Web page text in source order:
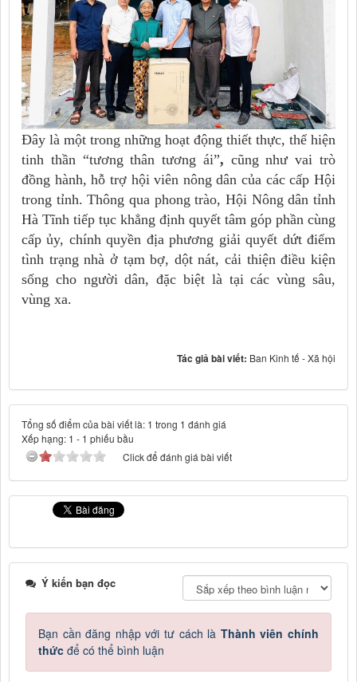
Đây là một trong những hoạt động thiết thực, thể hiện
tinh thần “tương thân tương ái”, cũng như vai trò
đồng hành, hỗ trợ hội viên nông dân của các cấp Hội
trong tỉnh. Thông qua phong trào, Hội Nông dân tỉnh
Hà Tĩnh tiếp tục khẳng định quyết tâm góp phần cùng
cấp ủy, chính quyền địa phương giải quyết dứt điểm
tình trạng nhà ở tạm bợ, dột nát, cải thiện điều kiện
sống cho người dân, đặc biệt là tại các vùng sâu,
vùng xa.
Tác giả bài viết: Ban Kinh tế - Xã hội
Tổng số điểm của bài viết là: 1 trong 1 đánh giá
Xếp hạng: 1 - 1 phiếu bầu
Click để đánh giá bài viết
Ý kiến bạn đọc
Bạn cần đăng nhập với tư cách là Thành viên chính
thức để có thể bình luận